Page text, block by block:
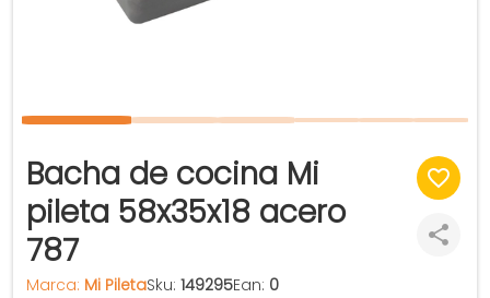
Bacha de cocina Mi
pileta 58x35x18 acero
787
Marca: Mi PiletaSku: 149295Ean: 0